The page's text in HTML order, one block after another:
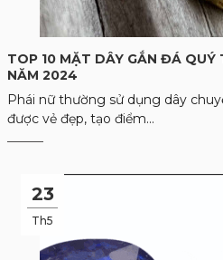
TOP 10 MẶT DÂY GẮN ĐÁ QUÝ
NĂM 2024
Phái nữ thường sử dụng dây
được vẻ đẹp, tạo điểm...
23
Th5